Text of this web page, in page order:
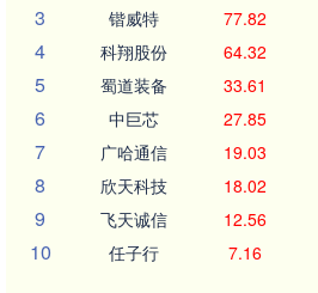
3 锴威特 77.82
4 科翔股份 64.32
5 蜀道装备 33.61
6 中巨芯 27.85
7 广哈通信 19.03
8 欣天科技 18.02
9 飞天诚信 12.56
10 任子行 7.16